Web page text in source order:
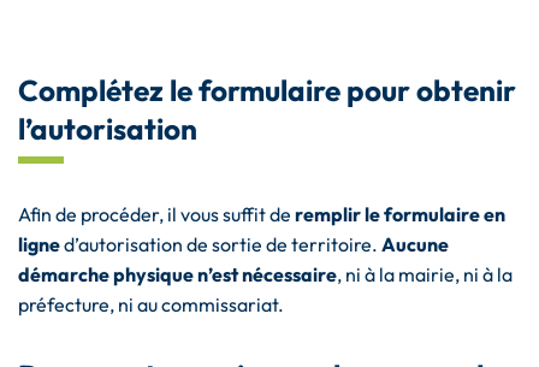
Complétez le formulaire pour obtenir
l’autorisation
Afin de procéder, il vous suffit de remplir le formulaire en
ligned’autorisation de sortie de territoire. Aucune
démarche physique n’est nécessaire, ni à la mairie, ni à la
préfecture, ni au commissariat.